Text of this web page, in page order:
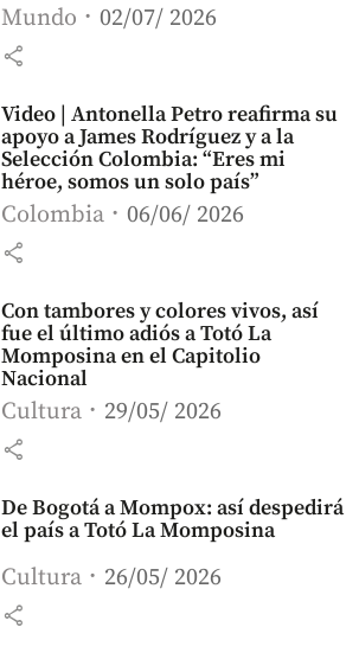
Mundo 02/07/ 2026
share
Video | Antonella Petro reafirma su
apoyo a James Rodríguez y a la
Selección Colombia: “Eres mi
héroe, somos un solo país”
Colombia 06/06/ 2026
share
Con tambores y colores vivos, así
fue el último adiós a Totó La
Momposina en el Capitolio
Nacional
Cultura 29/05/ 2026
share
De Bogotá a Mompox: así despedirá
el país a Totó La Momposina
Cultura 26/05/ 2026
share